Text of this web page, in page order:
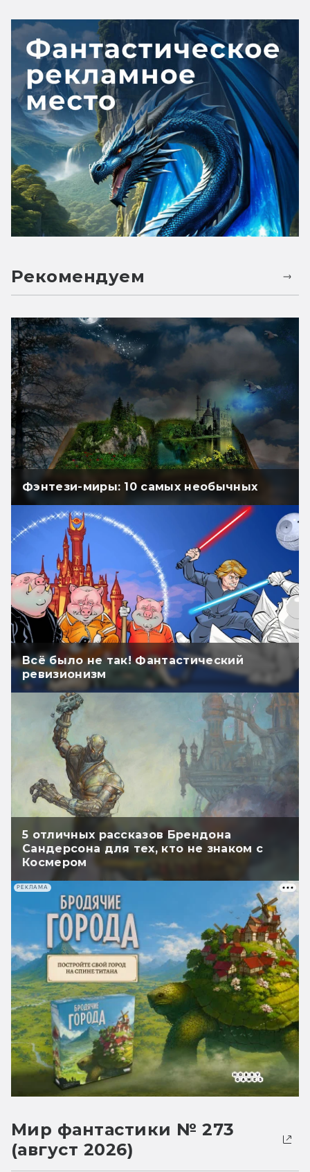
Рекомендуем
Фэнтези-миры: 10 самых необычных
Всё было не так! Фантастический
ревизионизм
5 отличных рассказов Брендона
Сандерсона для тех, кто не знаком с
Космером
РЕКЛАМА
Мир фантастики № 273
(август 2026)